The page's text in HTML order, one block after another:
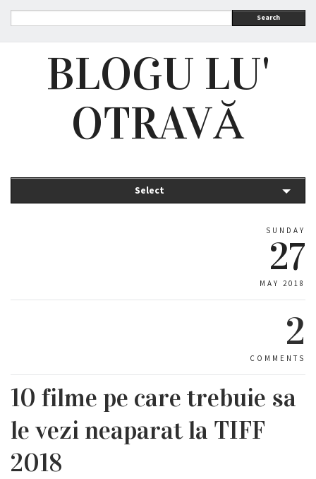
Search
BLOGU LU'
OTRAVĂ
Select
SUNDAY
27
MAY 2018
2
COMMENTS
10 filme pe care trebuie sa
le vezi neaparat la TIFF
2018